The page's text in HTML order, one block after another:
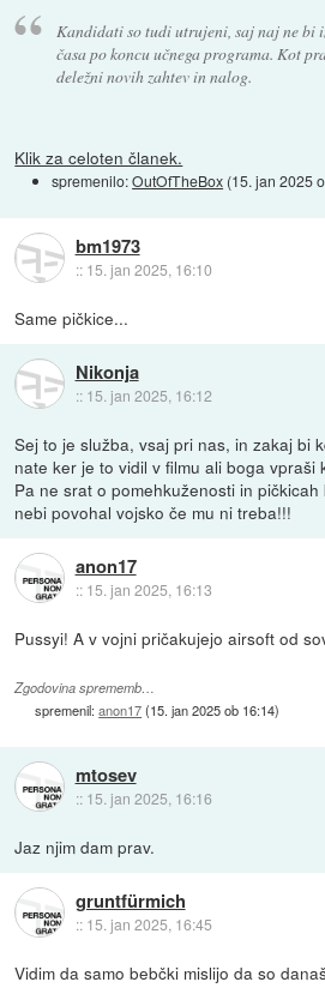
Kandidati so tudi utrujeni, saj naj ne bi
časa po koncu učnega programa. Kot
deležni novih zahtev in nalog.
Klik za celoten članek.
spremenilo:OutOfTheBox (15. jan 2025
bm1973
:: 15. jan 2025, 16:10
Same pičkice...
Nikonja
:: 15. jan 2025, 16:12
Sej to je služba, vsaj pri nas, in zakaj bi
nate ker je to vidil v filmu ali boga vpraši
Pa ne srat o pomehkuženosti in
nebi povohal vojsko če mu ni treba!!!
anon17
:: 15. jan 2025, 16:13
Pussyi! A v vojni pričakujejo airsoft od
Zgodovina sprememb…
spremenil:anon17(15. jan 2025 ob 16:14)
mtosev
:: 15. jan 2025, 16:16
Jaz njim dam prav.
gruntfürmich
:: 15. jan 2025, 16:45
Vidim da samo bebčki mislijo da so